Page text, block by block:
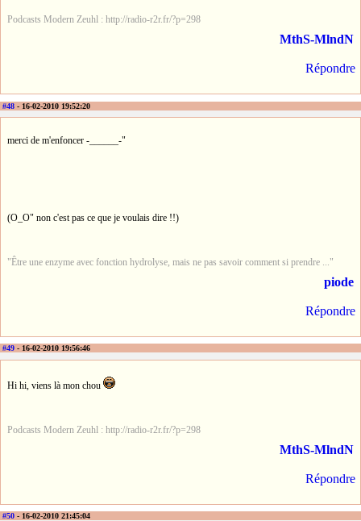
Podcasts Modern Zeuhl : http://radio-r2r.fr/?p=298
MthS-MlndN
Répondre
#48 - 16-02-2010 19:52:20
merci de m'enfoncer -______-"
(O_O" non c'est pas ce que je voulais dire !!)
"Être une enzyme avec fonction hydrolyse, mais ne pas savoir comment si prendre ..."
piode
Répondre
#49 - 16-02-2010 19:56:46
Hi hi, viens là mon chou
Podcasts Modern Zeuhl : http://radio-r2r.fr/?p=298
MthS-MlndN
Répondre
#50 - 16-02-2010 21:45:04